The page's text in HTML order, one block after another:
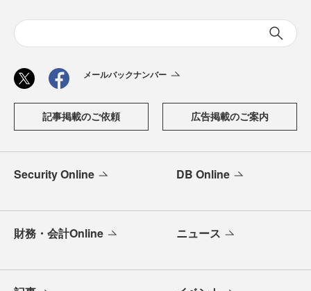
メールバックナンバー
記事掲載のご依頼 広告掲載のご案内
Security Online DB Online
財務・会計Online ニュース